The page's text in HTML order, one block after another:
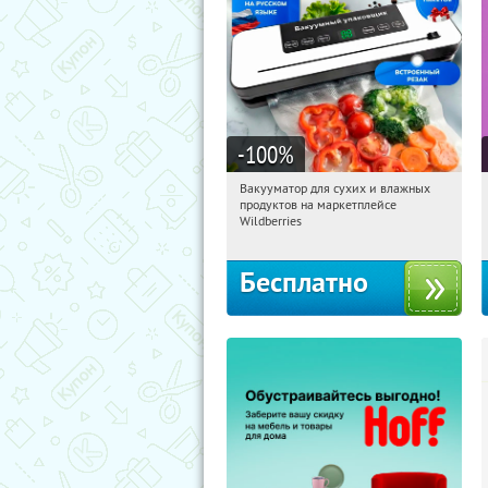
-100%
22:28:09 Получили:186
Россия
Вакууматор для сухих и влажных
продуктов на маркетплейсе
Wildberries
Бесплатно